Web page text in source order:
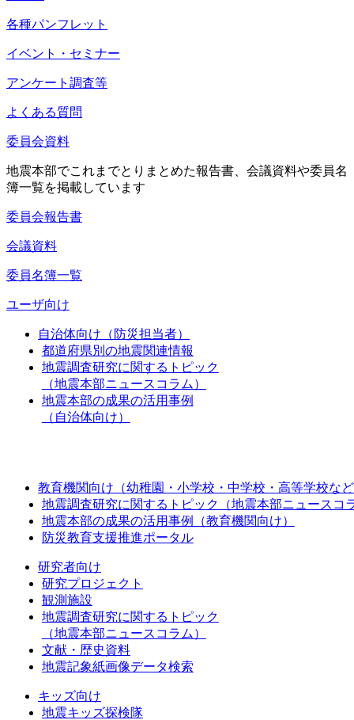
各種パンフレット
イベント・セミナー
アンケート調査等
よくある質問
委員会資料
地震本部でこれまでとりまとめた報告書、会議資料や委員名
簿一覧を掲載しています
委員会報告書
会議資料
委員名簿一覧
ユーザ向け
自治体向け（防災担当者）
都道府県別の地震関連情報
地震調査研究に関するトピック
（地震本部ニュースコラム）
地震本部の成果の活用事例
（自治体向け）
教育機関向け（幼稚園・小学校・中学校・高等学校な
地震調査研究に関するトピック（地震本部ニュースコ
地震本部の成果の活用事例（教育機関向け）
防災教育支援推進ポータル
研究者向け
研究プロジェクト
観測施設
地震調査研究に関するトピック
（地震本部ニュースコラム）
文献・歴史資料
地震記象紙画像データ検索
キッズ向け
地震キッズ探検隊